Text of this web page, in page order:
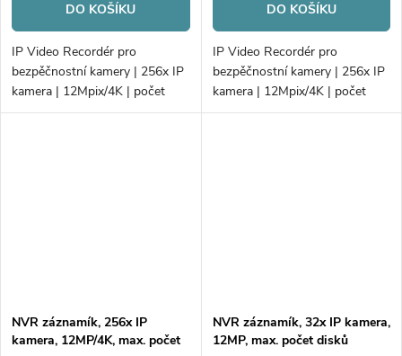
DO KOŠÍKU
IP Video Recordér pro
bezpěčnostní kamery | 256x IP
kamera | 12Mpix/4K | počet
disků 16xHDD/RAID |
DO KOŠÍKU
IP Video Recordér pro
bezpěčnostní kamery | 256x IP
kamera | 12Mpix/4K | počet
disků 24xHDD/RAID |
NVR záznamík, 256x IP
kamera, 12MP/4K, max. počet
NVR záznamík, 32x IP kamera,
12MP, max. počet disků